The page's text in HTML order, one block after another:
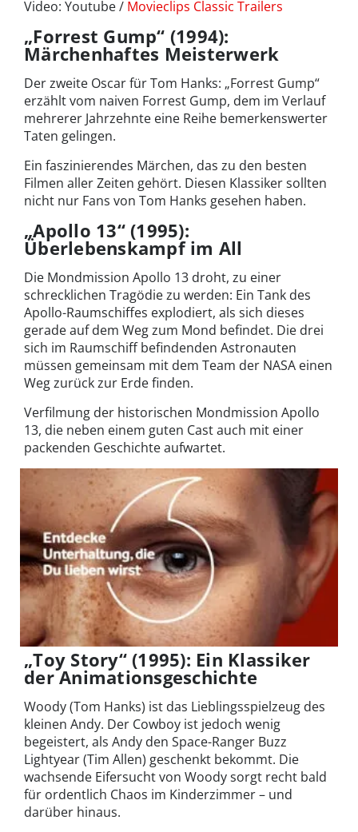
Video: Youtube / Movieclips Classic Trailers
„Forrest Gump“ (1994):
Märchenhaftes Meisterwerk
Der zweite Oscar für Tom Hanks: „Forrest Gump“
erzählt vom naiven Forrest Gump, dem im Verlauf
mehrerer Jahrzehnte eine Reihe bemerkenswerter
Taten gelingen.
Ein faszinierendes Märchen, das zu den besten
Filmen aller Zeiten gehört. Diesen Klassiker sollten
nicht nur Fans von Tom Hanks gesehen haben.
„Apollo 13“ (1995):
Überlebenskampf im All
Die Mondmission Apollo 13 droht, zu einer
schrecklichen Tragödie zu werden: Ein Tank des
Apollo-Raumschiffes explodiert, als sich dieses
gerade auf dem Weg zum Mond befindet. Die drei
sich im Raumschiff befindenden Astronauten
müssen gemeinsam mit dem Team der NASA einen
Weg zurück zur Erde finden.
Verfilmung der historischen Mondmission Apollo
13, die neben einem guten Cast auch mit einer
packenden Geschichte aufwartet.
„Toy Story“ (1995): Ein Klassiker
der Animationsgeschichte
Woody (Tom Hanks) ist das Lieblingsspielzeug des
kleinen Andy. Der Cowboy ist jedoch wenig
begeistert, als Andy den Space-Ranger Buzz
Lightyear (Tim Allen) geschenkt bekommt. Die
wachsende Eifersucht von Woody sorgt recht bald
für ordentlich Chaos im Kinderzimmer – und
darüber hinaus.